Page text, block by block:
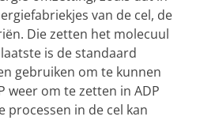
van de cel, de
Die zetten het molecuul
is de standaard
gebruiken om te kunnen
weer om te zetten in ADP
processen in de cel kan